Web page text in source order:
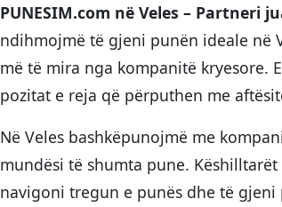
PUNESIM.com në Veles – Partneri
ndihmojmë të gjeni punën ideale në
më të mira nga kompanitë kryesore.
pozitat e reja që përputhen me
Në Veles bashkëpunojmë me
mundësi të shumta pune.
navigoni tregun e punës dhe të